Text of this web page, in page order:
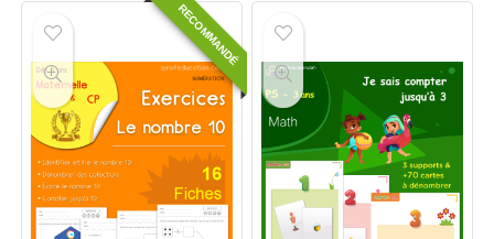
RECOMMANDÉ